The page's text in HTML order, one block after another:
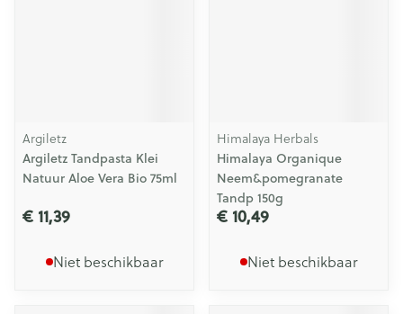
Argiletz
Argiletz Tandpasta Klei
Natuur Aloe Vera Bio 75ml
€ 11,39
Niet beschikbaar
Himalaya Herbals
Himalaya Organique
Neem&pomegranate
Tandp 150g
€ 10,49
Niet beschikbaar